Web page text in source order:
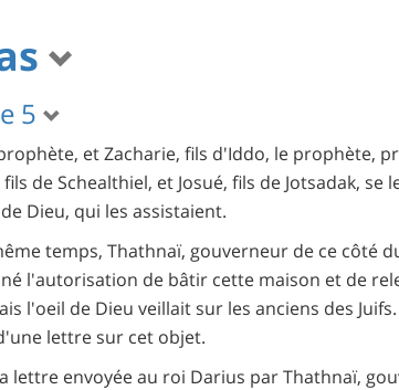
5
et Zacharie, fils d'Iddo, le prophète,
de Schealthiel, et Josué, fils de Jotsadak,
Dieu, qui les assistaient.
temps, Thathnaï, gouverneur de ce côté
l'autorisation de bâtir cette maison et de
l'oeil de Dieu veillait sur les anciens des
lettre sur cet objet.
lettre envoyée au roi Darius par Thathnaï,